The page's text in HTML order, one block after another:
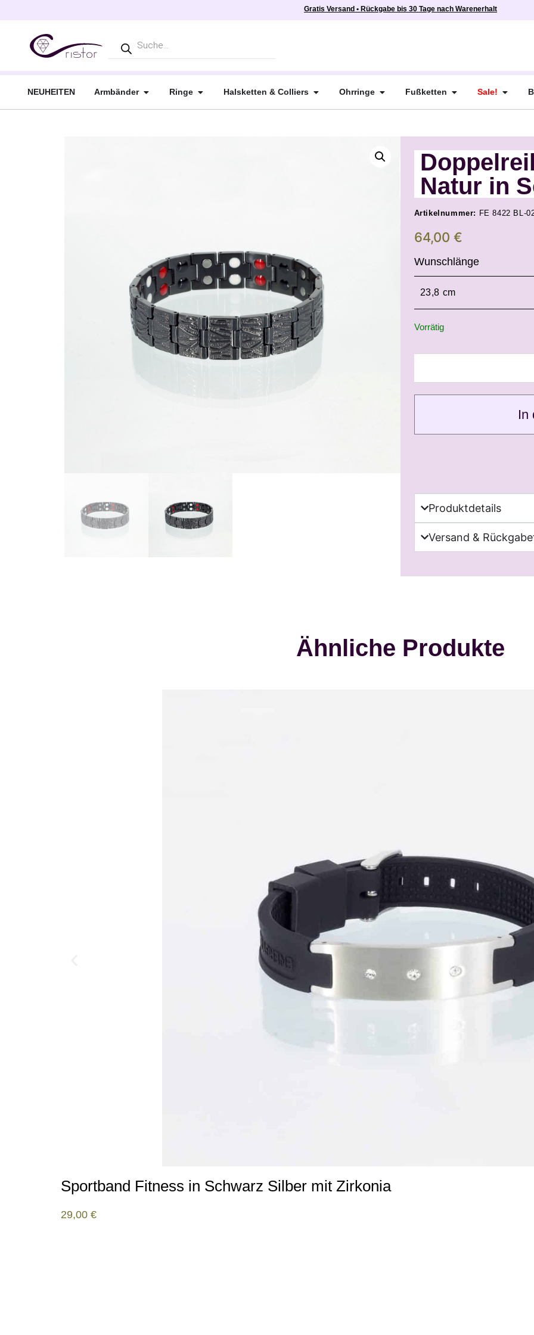
Gratis Versand • Rückgabe bis 30 Tage nach Warenerhalt
NEUHEITEN Armbänder Ringe Halsketten & Colliers Ohrringe Fußketten Sale!
Natur in
Artikelnummer: FE 8422 BL-
64,00 €
Wunschlänge
Vorrätig
In
Produktdetails
Versand &
Ähnliche Produkte
Sportband Fitness in Schwarz Silber mit Zirkonia
29,00 €